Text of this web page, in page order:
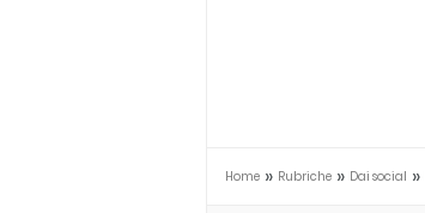
Home » Rubriche » Dai social »